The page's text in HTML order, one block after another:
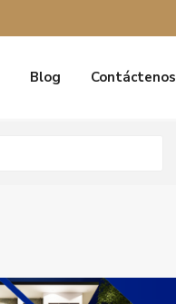
Blog Contáctenos